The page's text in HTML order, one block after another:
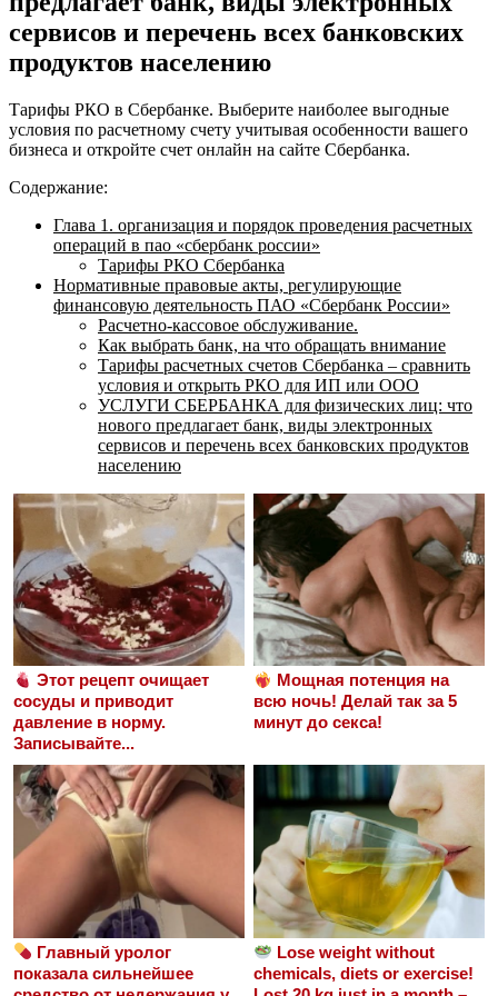
сервисов и перечень всех банковских
продуктов населению
Тарифы РКО в Сбербанке. Выберите наиболее выгодные
условия по расчетному счету учитывая особенности вашего
бизнеса и откройте счет онлайн на сайте Сбербанка.
Содержание:
Глава 1. организация и порядок проведения расчетных
операций в пао «сбербанк россии»
Тарифы РКО Сбербанка
Нормативные правовые акты, регулирующие
финансовую деятельность ПАО «Сбербанк России»
Расчетно-кассовое обслуживание.
Как выбрать банк, на что обращать внимание
Тарифы расчетных счетов Сбербанка – сравнить
условия и открыть РКО для ИП или ООО
УСЛУГИ СБЕРБАНКА для физических лиц: что
нового предлагает банк, виды электронных
сервисов и перечень всех банковских продуктов
населению
Этот рецепт очищает
сосуды и приводит
давление в норму.
Записывайте...
Мощная потенция на
всю ночь! Делай так за 5
минут до секса!
Главный уролог
показала сильнейшее
Lose weight without
chemicals, diets or exercise!